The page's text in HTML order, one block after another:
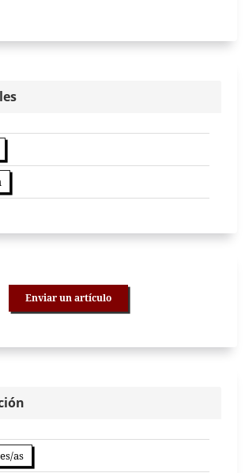
Enviar un artículo
as